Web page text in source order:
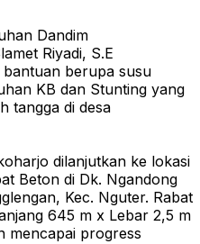
Dandim
Riyadi, S.E
berupa susu
KB dan Stunting yang
tangga di desa
dilanjutkan ke lokasi
Beton di Dk. Ngandong
Kec. Nguter. Rabat
645 m x Lebar 2,5 m
mencapai progress